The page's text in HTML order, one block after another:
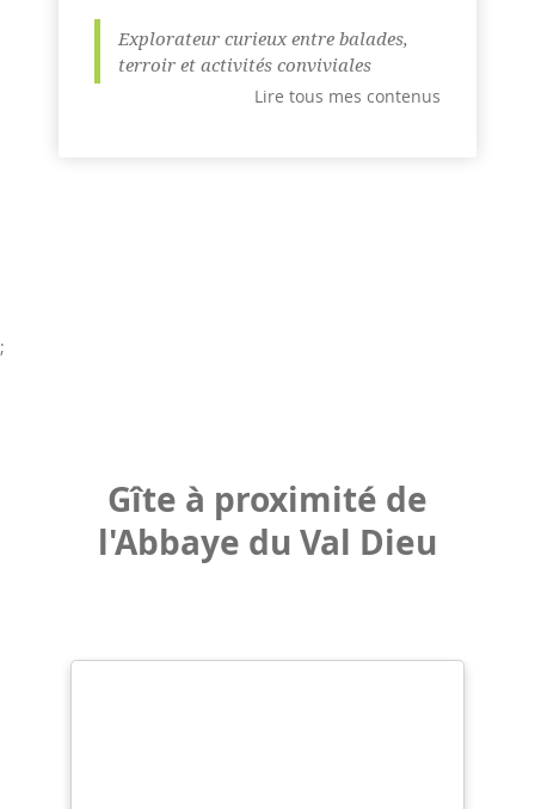
Explorateur curieux entre balades,
terroir et activités conviviales
Lire tous mes contenus
;
Gîte à proximité de
l'Abbaye du Val Dieu
COUP DE CŒUR